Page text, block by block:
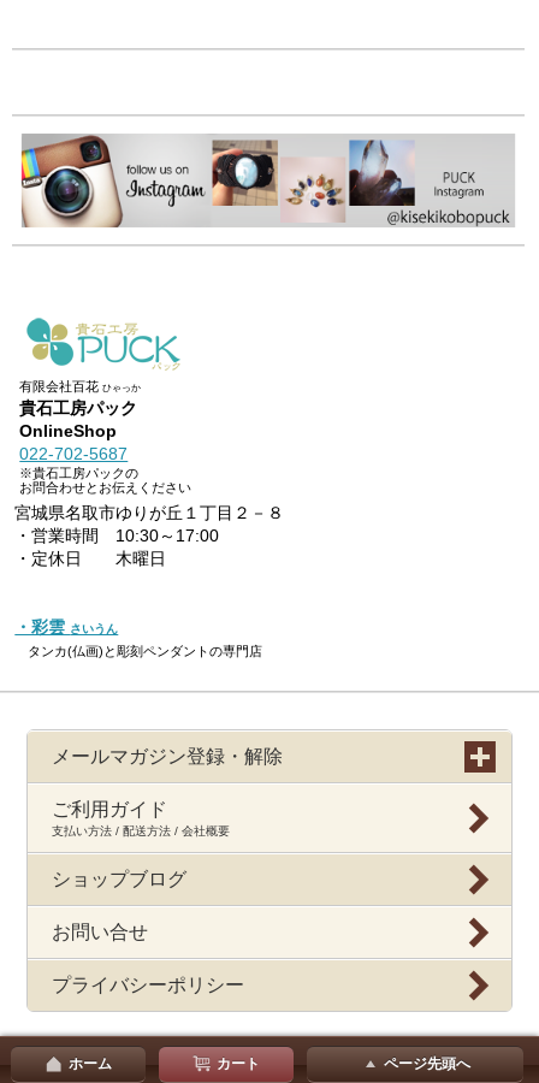
有限会社百花ひゃっか
貴石工房パック
OnlineShop
022-702-5687
※貴石工房パックの
お問合わせとお伝えください
宮城県名取市ゆりが丘１丁目２－８
・営業時間 10:30～17:00
・定休日 木曜日
・彩雲 さいうん
タンカ(仏画)と彫刻ペンダントの専門店
メールマガジン登録・解除
ご利用ガイド
支払い方法 / 配送方法 / 会社概要
ショップブログ
お問い合せ
プライバシーポリシー
ホーム カート ページ先頭へ